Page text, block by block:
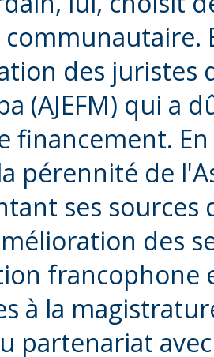
des juristes
(AJEFM) qui a
financement.
pérennité de
ses
des
francophone
à la
partenariat